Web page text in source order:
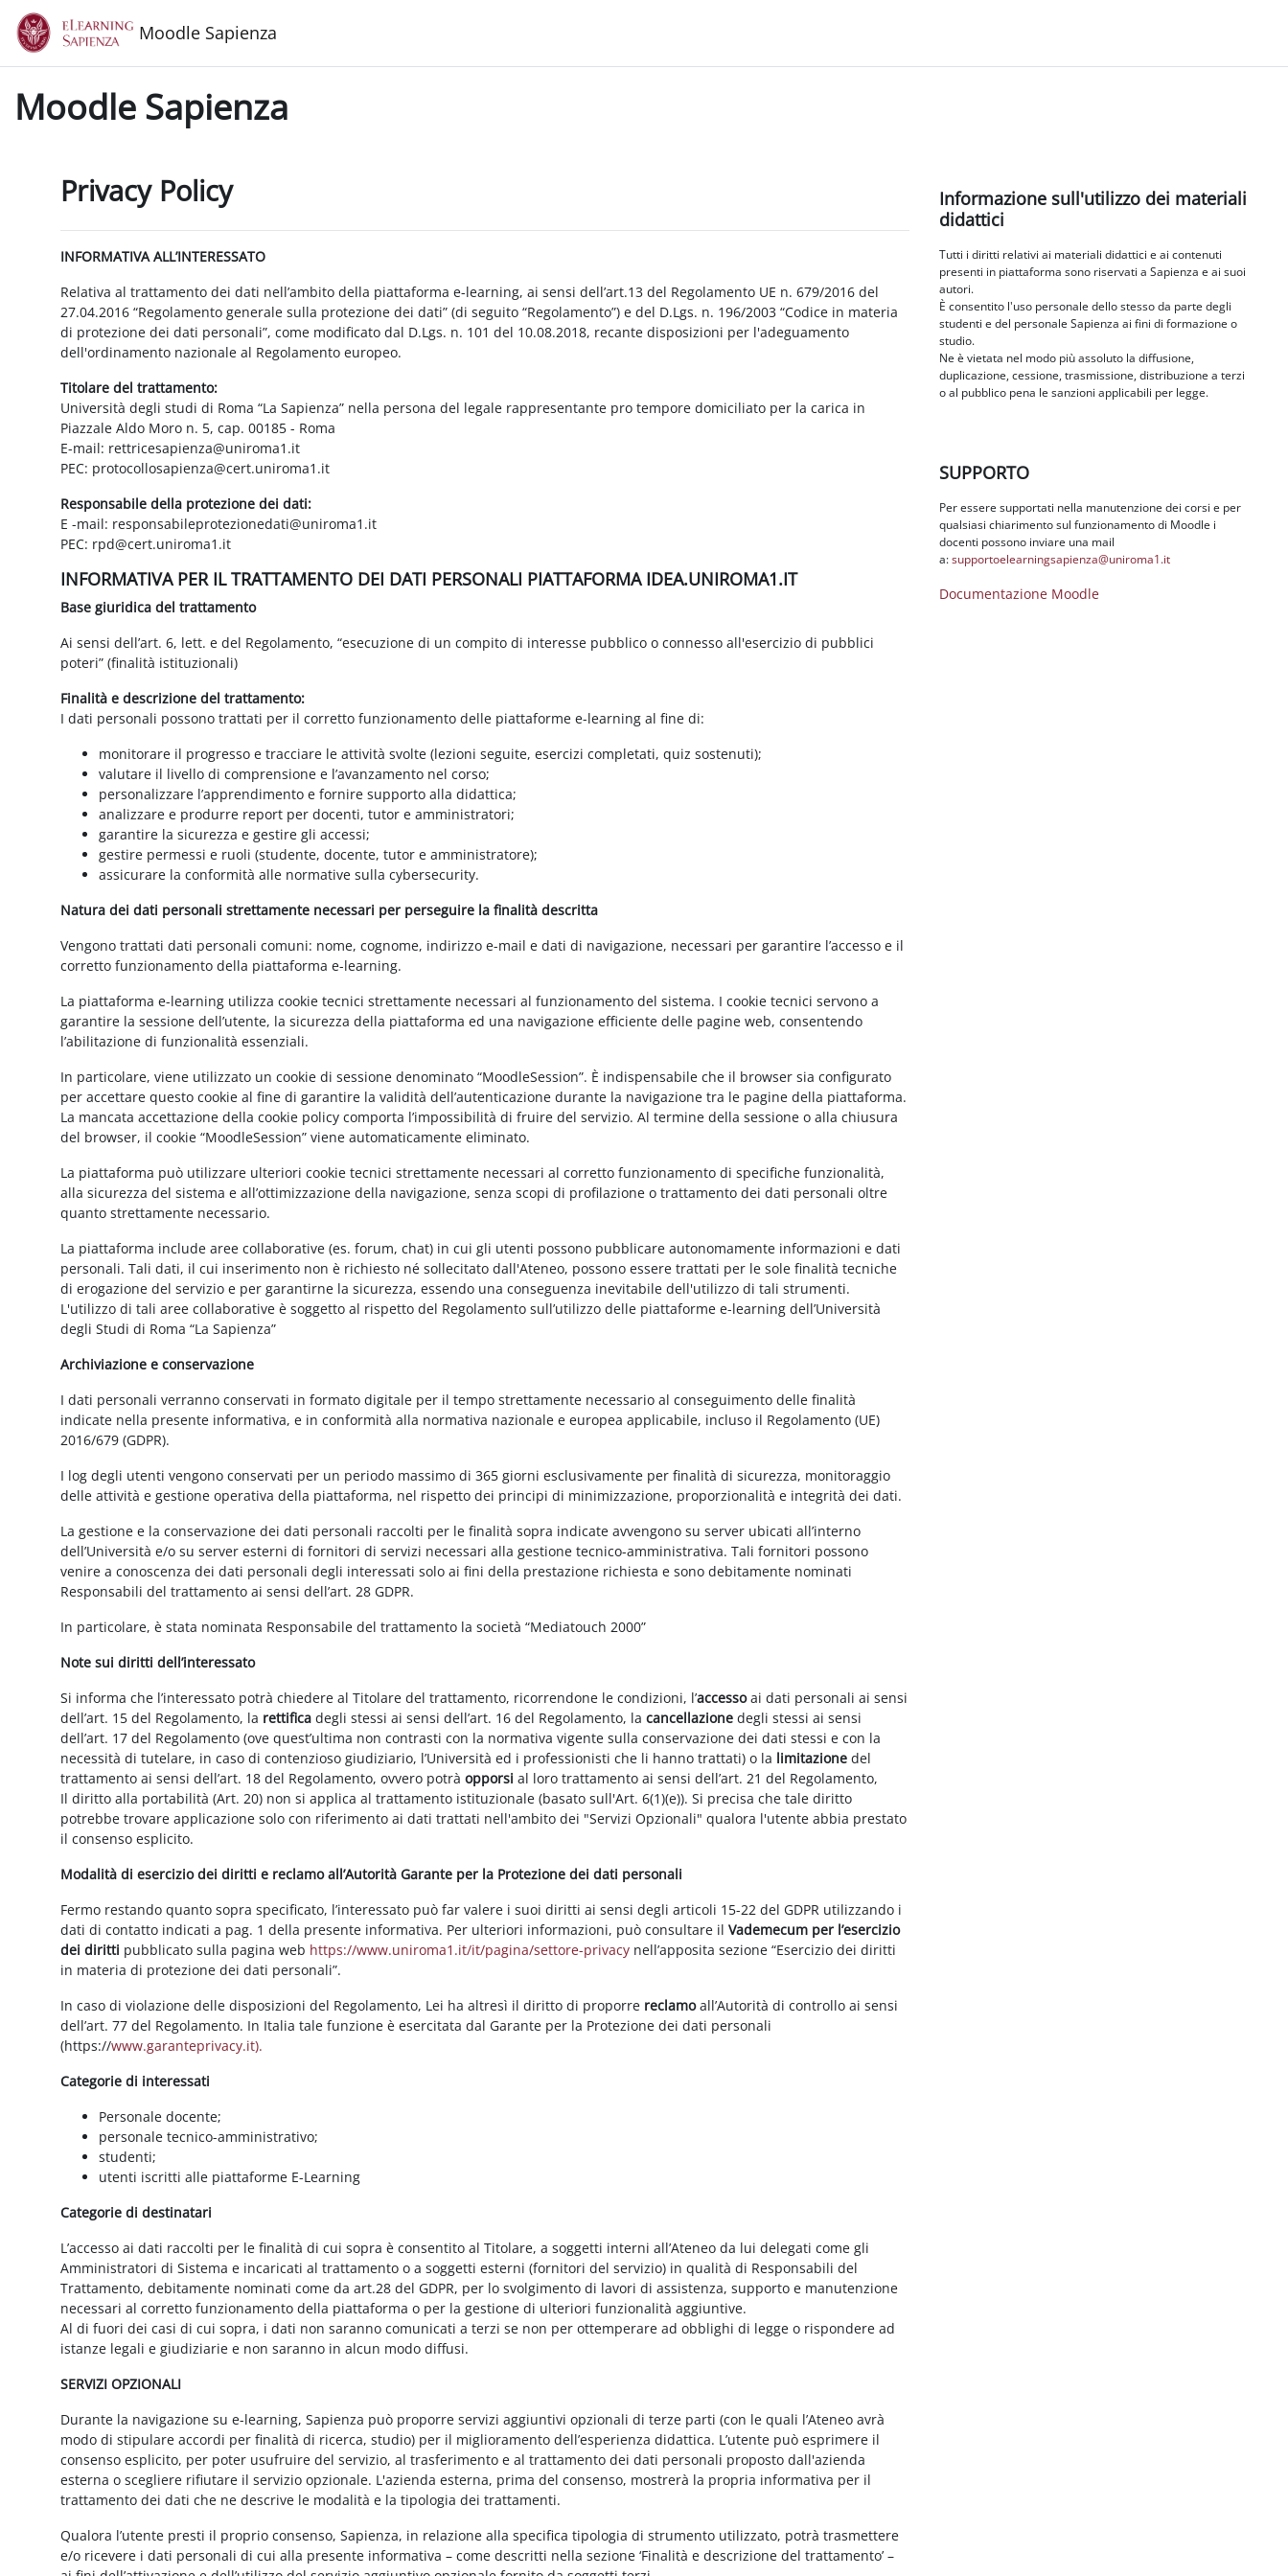
Vai al contenuto principale
Moodle Sapienza
Moodle Sapienza
Privacy Policy
INFORMATIVA ALL’INTERESSATO
Relativa al trattamento dei dati nell’ambito della piattaforma e-learning, ai sensi dell’art.13 del Regolamento UE n. 679/2016 del
27.04.2016 “Regolamento generale sulla protezione dei dati” (di seguito “Regolamento”) e del D.Lgs. n. 196/2003 “Codice in materia
di protezione dei dati personali”, come modificato dal D.Lgs. n. 101 del 10.08.2018, recante disposizioni per l'adeguamento
dell'ordinamento nazionale al Regolamento europeo.
Titolare del trattamento:
Università degli studi di Roma “La Sapienza” nella persona del legale rappresentante pro tempore domiciliato per la carica in
Piazzale Aldo Moro n. 5, cap. 00185 - Roma
E-mail: rettricesapienza@uniroma1.it
PEC: protocollosapienza@cert.uniroma1.it
Responsabile della protezione dei dati:
E -mail: responsabileprotezionedati@uniroma1.it
PEC: rpd@cert.uniroma1.it
INFORMATIVA PER IL TRATTAMENTO DEI DATI PERSONALI PIATTAFORMA IDEA.UNIROMA1.IT
Base giuridica del trattamento
Ai sensi dell’art. 6, lett. e del Regolamento, “esecuzione di un compito di interesse pubblico o connesso all'esercizio di pubblici
poteri” (finalità istituzionali)
Finalità e descrizione del trattamento:
I dati personali possono trattati per il corretto funzionamento delle piattaforme e-learning al fine di:
monitorare il progresso e tracciare le attività svolte (lezioni seguite, esercizi completati, quiz sostenuti);
valutare il livello di comprensione e l’avanzamento nel corso;
personalizzare l’apprendimento e fornire supporto alla didattica;
analizzare e produrre report per docenti, tutor e amministratori;
garantire la sicurezza e gestire gli accessi;
gestire permessi e ruoli (studente, docente, tutor e amministratore);
assicurare la conformità alle normative sulla cybersecurity.
Natura dei dati personali strettamente necessari per perseguire la finalità descritta
Vengono trattati dati personali comuni: nome, cognome, indirizzo e-mail e dati di navigazione, necessari per garantire l’accesso e il
corretto funzionamento della piattaforma e-learning.
La piattaforma e-learning utilizza cookie tecnici strettamente necessari al funzionamento del sistema. I cookie tecnici servono a
garantire la sessione dell’utente, la sicurezza della piattaforma ed una navigazione efficiente delle pagine web, consentendo
l’abilitazione di funzionalità essenziali.
In particolare, viene utilizzato un cookie di sessione denominato “MoodleSession”. È indispensabile che il browser sia configurato
per accettare questo cookie al fine di garantire la validità dell’autenticazione durante la navigazione tra le pagine della piattaforma.
La mancata accettazione della cookie policy comporta l’impossibilità di fruire del servizio. Al termine della sessione o alla chiusura
del browser, il cookie “MoodleSession” viene automaticamente eliminato.
La piattaforma può utilizzare ulteriori cookie tecnici strettamente necessari al corretto funzionamento di specifiche funzionalità,
alla sicurezza del sistema e all’ottimizzazione della navigazione, senza scopi di profilazione o trattamento dei dati personali oltre
quanto strettamente necessario.
La piattaforma include aree collaborative (es. forum, chat) in cui gli utenti possono pubblicare autonomamente informazioni e dati
personali. Tali dati, il cui inserimento non è richiesto né sollecitato dall'Ateneo, possono essere trattati per le sole finalità tecniche
di erogazione del servizio e per garantirne la sicurezza, essendo una conseguenza inevitabile dell'utilizzo di tali strumenti.
L'utilizzo di tali aree collaborative è soggetto al rispetto del Regolamento sull’utilizzo delle piattaforme e-learning dell’Università
degli Studi di Roma “La Sapienza”
Archiviazione e conservazione
I dati personali verranno conservati in formato digitale per il tempo strettamente necessario al conseguimento delle finalità
indicate nella presente informativa, e in conformità alla normativa nazionale e europea applicabile, incluso il Regolamento (UE)
2016/679 (GDPR).
I log degli utenti vengono conservati per un periodo massimo di 365 giorni esclusivamente per finalità di sicurezza, monitoraggio
delle attività e gestione operativa della piattaforma, nel rispetto dei principi di minimizzazione, proporzionalità e integrità dei dati.
La gestione e la conservazione dei dati personali raccolti per le finalità sopra indicate avvengono su server ubicati all’interno
dell’Università e/o su server esterni di fornitori di servizi necessari alla gestione tecnico-amministrativa. Tali fornitori possono
venire a conoscenza dei dati personali degli interessati solo ai fini della prestazione richiesta e sono debitamente nominati
Responsabili del trattamento ai sensi dell’art. 28 GDPR.
In particolare, è stata nominata Responsabile del trattamento la società “Mediatouch 2000”
Note sui diritti dell’interessato
Si informa che l’interessato potrà chiedere al Titolare del trattamento, ricorrendone le condizioni, l’accessoai dati personali ai sensi
dell’art. 15 del Regolamento, la rettificadegli stessi ai sensi dell’art. 16 del Regolamento, lacancellazione degli stessi ai sensi
dell’art. 17 del Regolamento (ove quest’ultima non contrasti con la normativa vigente sulla conservazione dei dati stessi e con la
necessità di tutelare, in caso di contenzioso giudiziario, l’Università ed i professionisti che li hanno trattati) o la limitazione del
trattamento ai sensi dell’art. 18 del Regolamento, ovvero potràopporsi al loro trattamento ai sensi dell’art. 21 del Regolamento,
Il diritto alla portabilità (Art. 20) non si applica al trattamento istituzionale (basato sull'Art. 6(1)(e)). Si precisa che tale diritto
potrebbe trovare applicazione solo con riferimento ai dati trattati nell'ambito dei "Servizi Opzionali" qualora l'utente abbia prestato
il consenso esplicito.
Modalità di esercizio dei diritti e reclamo all’Autorità Garante per la Protezione dei dati personali
Fermo restando quanto sopra specificato, l’interessato può far valere i suoi diritti ai sensi degli articoli 15-22 del GDPR utilizzando i
dati di contatto indicati a pag. 1 della presente informativa. Per ulteriori informazioni, può consultare ilVademecum per l’esercizio
dei diritti pubblicato sulla pagina web https://www.uniroma1.it/it/pagina/settore-privacy nell’apposita sezione “Esercizio dei diritti
in materia di protezione dei dati personali”.
In caso di violazione delle disposizioni del Regolamento, Lei ha altresì il diritto di proporre reclamoall’Autorità di controllo ai sensi
dell’art. 77 del Regolamento. In Italia tale funzione è esercitata dal Garante per la Protezione dei dati personali
(https://www.garanteprivacy.it).
Categorie di interessati
Personale docente;
personale tecnico-amministrativo;
studenti;
utenti iscritti alle piattaforme E-Learning
Categorie di destinatari
L’accesso ai dati raccolti per le finalità di cui sopra è consentito al Titolare, a soggetti interni all’Ateneo da lui delegati come gli
Amministratori di Sistema e incaricati al trattamento o a soggetti esterni (fornitori del servizio) in qualità di Responsabili del
Trattamento, debitamente nominati come da art.28 del GDPR, per lo svolgimento di lavori di assistenza, supporto e manutenzione
necessari al corretto funzionamento della piattaforma o per la gestione di ulteriori funzionalità aggiuntive.
Al di fuori dei casi di cui sopra, i dati non saranno comunicati a terzi se non per ottemperare ad obblighi di legge o rispondere ad
istanze legali e giudiziarie e non saranno in alcun modo diffusi.
SERVIZI OPZIONALI
Durante la navigazione su e-learning, Sapienza può proporre servizi aggiuntivi opzionali di terze parti (con le quali l’Ateneo avrà
modo di stipulare accordi per finalità di ricerca, studio) per il miglioramento dell’esperienza didattica. L’utente può esprimere il
consenso esplicito, per poter usufruire del servizio, al trasferimento e al trattamento dei dati personali proposto dall'azienda
esterna o scegliere rifiutare il servizio opzionale. L'azienda esterna, prima del consenso, mostrerà la propria informativa per il
trattamento dei dati che ne descrive le modalità e la tipologia dei trattamenti.
Qualora l’utente presti il proprio consenso, Sapienza, in relazione alla specifica tipologia di strumento utilizzato, potrà trasmettere
e/o ricevere i dati personali di cui alla presente informativa – come descritti nella sezione ‘Finalità e descrizione del trattamento’ –
Blocchi
Informazione sull'utilizzo dei materiali
didattici
Tutti i diritti relativi ai materiali didattici e ai contenuti
presenti in piattaforma sono riservati a Sapienza e ai suoi
autori.
È consentito l'uso personale dello stesso da parte degli
studenti e del personale Sapienza ai fini di formazione o
studio.
Ne è vietata nel modo più assoluto la diffusione,
duplicazione, cessione, trasmissione, distribuzione a terzi
o al pubblico pena le sanzioni applicabili per legge.
SUPPORTO
Per essere supportati nella manutenzione dei corsi e per
qualsiasi chiarimento sul funzionamento di Moodle i
docenti possono inviare una mail
a:supportoelearningsapienza@uniroma1.it
Documentazione Moodle